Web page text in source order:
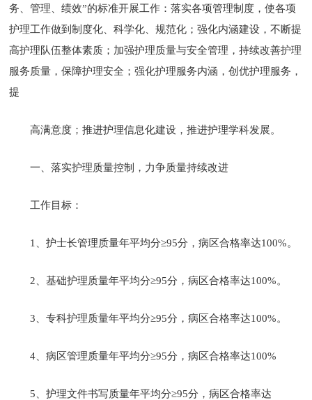
务、管理、绩效”的标准开展工作：落实各项管理制度，使各项
护理工作做到制度化、科学化、规范化；强化内涵建设，不断提
高护理队伍整体素质；加强护理质量与安全管理，持续改善护理
服务质量，保障护理安全；强化护理服务内涵，创优护理服务，
提
高满意度；推进护理信息化建设，推进护理学科发展。
一、落实护理质量控制，力争质量持续改进
工作目标：
1、护士长管理质量年平均分≥95分，病区合格率达100%。
2、基础护理质量年平均分≥95分，病区合格率达100%。
3、专科护理质量年平均分≥95分，病区合格率达100%。
4、病区管理质量年平均分≥95分，病区合格率达100%
5、护理文件书写质量年平均分≥95分，病区合格率达